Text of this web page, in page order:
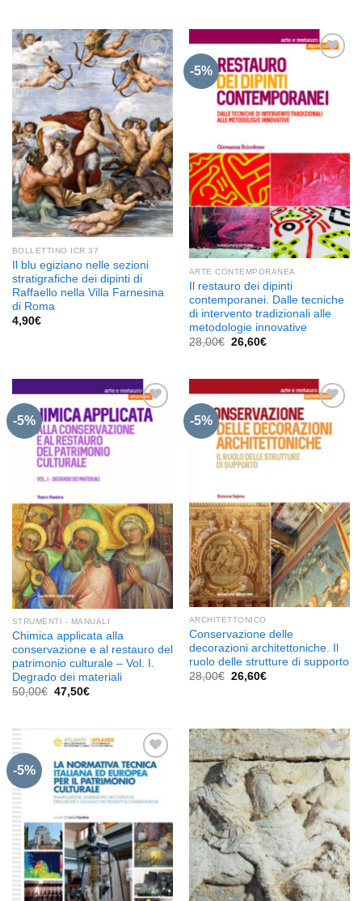
Aggiungi
alla lista
dei
desideri
BOLLETTINO ICR 37
Il blu egiziano nelle sezioni
stratigrafiche dei dipinti di
Raffaello nella Villa Farnesina
di Roma
4,90€
-5%
Aggiungi
alla lista
ARTE CONTEMPORANEA
Il restauro dei dipinti
contemporanei. Dalle tecniche
di intervento tradizionali alle
metodologie innovative
28,00€ Il
26,60€Il
-5%
STRUMENTI - MANUALI
Chimica applicata alla
conservazione e al restauro del
patrimonio culturale – Vol. I.
Degrado dei materiali
50,00€ Il
50,00€.
47,50€Il
47,50€.
-5%
Aggiungi
ARCHITETTONICO
Conservazione delle
decorazioni architettoniche. Il
ruolo delle strutture di supporto
28,00€ Il
26,60€Il
-5%
Aggiungi
dei
desideri
Aggiungi
alla lista
dei
desideri